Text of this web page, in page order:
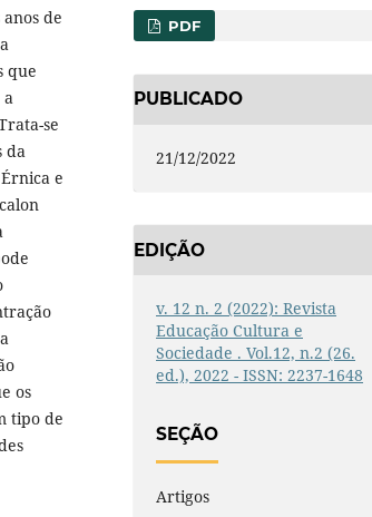
de
que
se
da
e
os
tipo de
PDF
PUBLICADO
21/12/2022
EDIÇÃO
v. 12 n. 2 (2022): Revista
Educação Cultura e
Sociedade . Vol.12, n.2 (26.
ed.), 2022 - ISSN: 2237-1648
SEÇÃO
Artigos